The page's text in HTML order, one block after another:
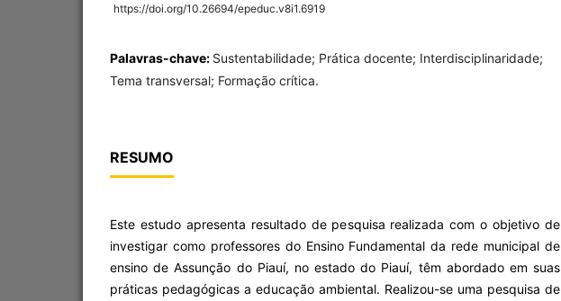
https://doi.org/10.26694/epeduc.v8i1.6919
Palavras-chave: Sustentabilidade; Prática docente; Interdisciplinaridade;
Tema transversal; Formação crítica.
RESUMO
Este estudo apresenta resultado de pesquisa realizada com o objetivo de
investigar como professores do Ensino Fundamental da rede municipal de
ensino de Assunção do Piauí, no estado do Piauí, têm abordado em suas
práticas pedagógicas a educação ambiental. Realizou-se uma pesquisa de